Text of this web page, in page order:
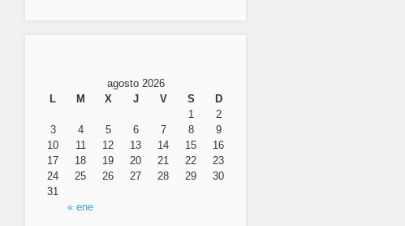
agosto 2026
L
M X J V S D
« ene
1
2
3
4 5 6 7 8
9
10
11 12 13 14 15
16
17
18 19 20 21 22
23
24
25 26 27 28 29
30
31